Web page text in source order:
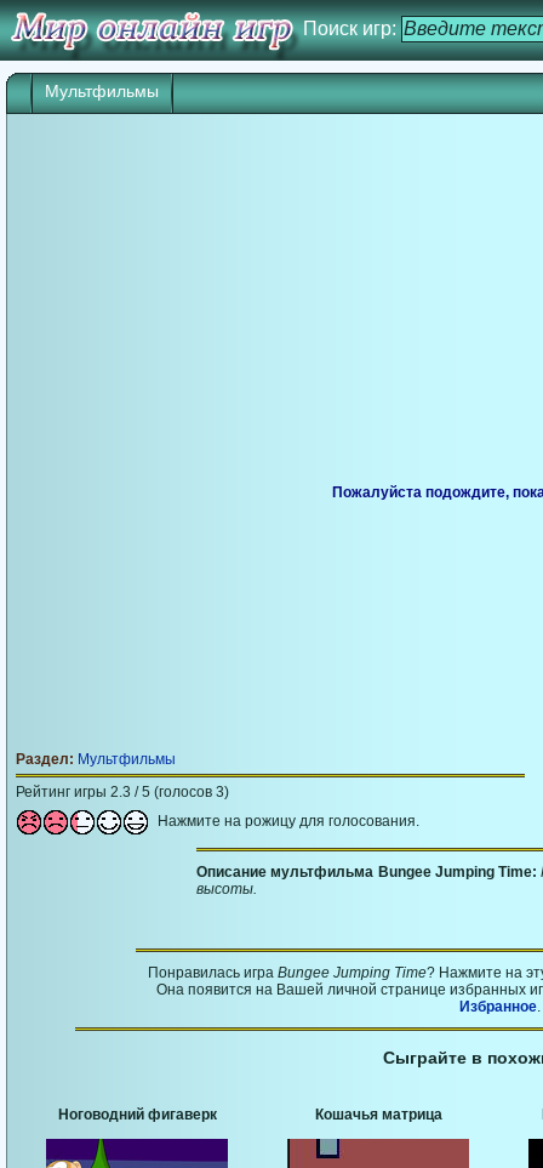
Поиск игр:
Мультфильмы
Пожалуйста подождите,
Раздел: Мультфильмы
Рейтинг игры 2.3 / 5 (голосов 3)
Нажмите на рожицу для голосования.
Описание мультфильма Bungee Jumping Time:
высоты.
Понравилась игра Bungee Jumping Time? Нажмите на
Она появится на Вашей личной странице избранных
Избранное.
Сыграйте в
Ноговодний фигаверк Кошачья матрица